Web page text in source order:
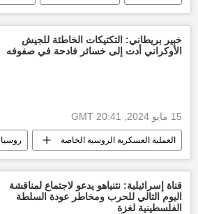
غزة التصعيد العسكري بين غزة وإسرائيل
العدوان الإسرائيلي على غزة قطاع غزة
البحرين قمة البحرين
خبير بريطاني: التكتيكات الخاطئة للجيش
الأوكراني أدت إلى خسائر فادحة في صفوفه
15 مايو 2024, 20:41 GMT
العملية العسكرية الروسية الخاصة روسيا
رصد عسكري
قناة إسرائيلية: نتنياهو يدعو لاجتماع لمناقشة
اليوم التالي للحرب ومخاطر عودة السلطة
الفلسطينية لغزة